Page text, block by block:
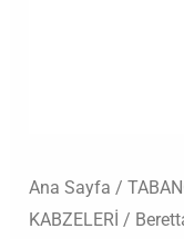
Ana Sayfa /
KABZELERİ /